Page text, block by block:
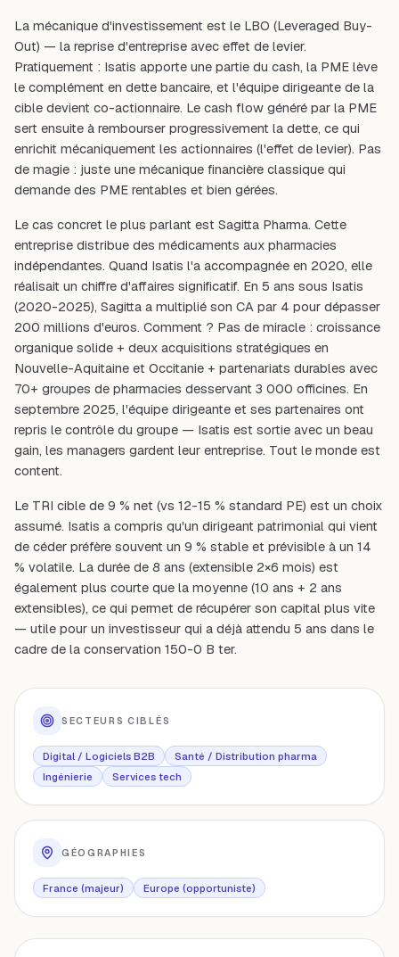
La mécanique d'investissement est le LBO (Leveraged Buy-
Out) — la reprise d'entreprise avec effet de levier.
Pratiquement : Isatis apporte une partie du cash, la PME lève
le complément en dette bancaire, et l'équipe dirigeante de la
cible devient co-actionnaire. Le cash flow généré par la PME
sert ensuite à rembourser progressivement la dette, ce qui
enrichit mécaniquement les actionnaires (l'effet de levier). Pas
de magie : juste une mécanique financière classique qui
demande des PME rentables et bien gérées.
Le cas concret le plus parlant est Sagitta Pharma. Cette
entreprise distribue des médicaments aux pharmacies
indépendantes. Quand Isatis l'a accompagnée en 2020, elle
réalisait un chiffre d'affaires significatif. En 5 ans sous Isatis
(2020-2025), Sagitta a multiplié son CA par 4 pour dépasser
200 millions d'euros. Comment ? Pas de miracle : croissance
organique solide + deux acquisitions stratégiques en
Nouvelle-Aquitaine et Occitanie + partenariats durables avec
70+ groupes de pharmacies desservant 3 000 officines. En
septembre 2025, l'équipe dirigeante et ses partenaires ont
repris le contrôle du groupe — Isatis est sortie avec un beau
gain, les managers gardent leur entreprise. Tout le monde est
content.
Le TRI cible de 9 % net (vs 12-15 % standard PE) est un choix
assumé. Isatis a compris qu'un dirigeant patrimonial qui vient
de céder préfère souvent un 9 % stable et prévisible à un 14
% volatile. La durée de 8 ans (extensible 2×6 mois) est
également plus courte que la moyenne (10 ans + 2 ans
extensibles), ce qui permet de récupérer son capital plus vite
— utile pour un investisseur qui a déjà attendu 5 ans dans le
cadre de la conservation 150-0 B ter.
SECTEURS CIBLÉS
Digital / Logiciels B2B
Santé / Distribution pharma
Ingénierie
Services tech
GÉOGRAPHIES
France (majeur) Europe (opportuniste)